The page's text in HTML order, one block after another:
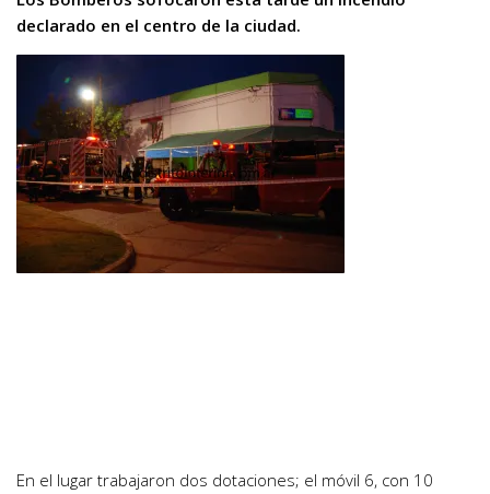
declarado en el centro de la ciudad.
En el lugar trabajaron dos dotaciones; el móvil 6, con 10